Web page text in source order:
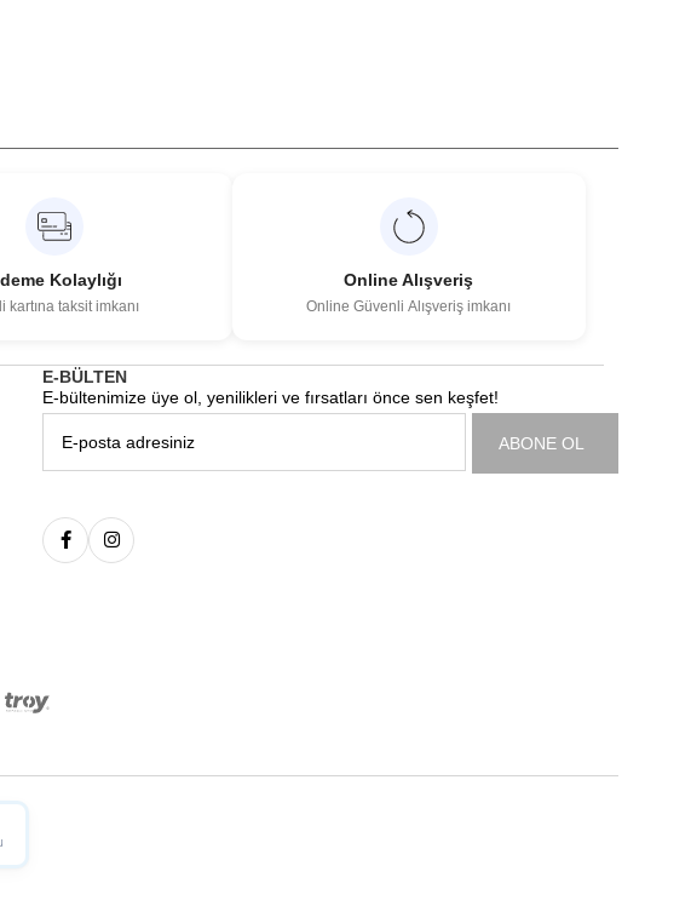
Kolaylığı
kartına taksit imkanı
Online Alışveriş
Online Güvenli Alışveriş imkanı
E-BÜLTEN
E-bültenimize üye ol, yenilikleri ve fırsatları önce sen keşfet!
ABONE OL